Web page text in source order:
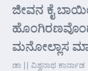
ಜೀವನ ಕೈ
ಮನೋಲ್ಲಾಸ
ಡಾ || ವಿಶ್ವನಾಥ ಕಾರ್ನಾಡ